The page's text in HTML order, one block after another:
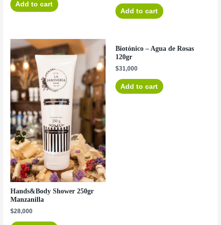
Add to cart
Add to cart
Hands&Body Shower 250gr
Manzanilla
$28,000
Biotónico – Agua de Rosas
120gr
$31,000
Add to cart